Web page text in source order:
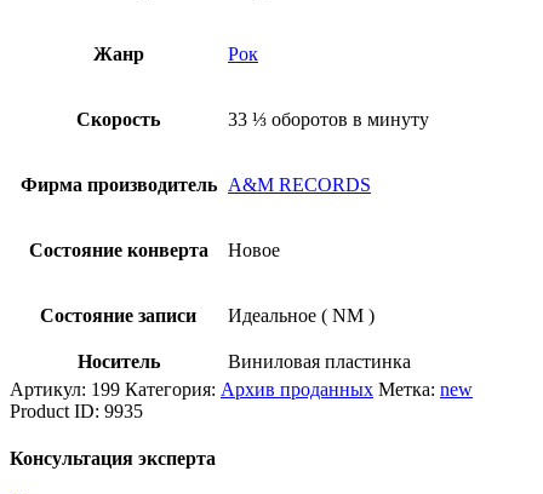
Жанр Рок
Скорость 33 ⅓ оборотов в минуту
Фирма производитель A&M RECORDS
Состояние конверта Новое
Состояние записи Идеальное ( NM )
Носитель
Виниловая пластинка
Артикул: 199 Категория: Архив проданных Метка: new
Product ID: 9935
Консультация эксперта